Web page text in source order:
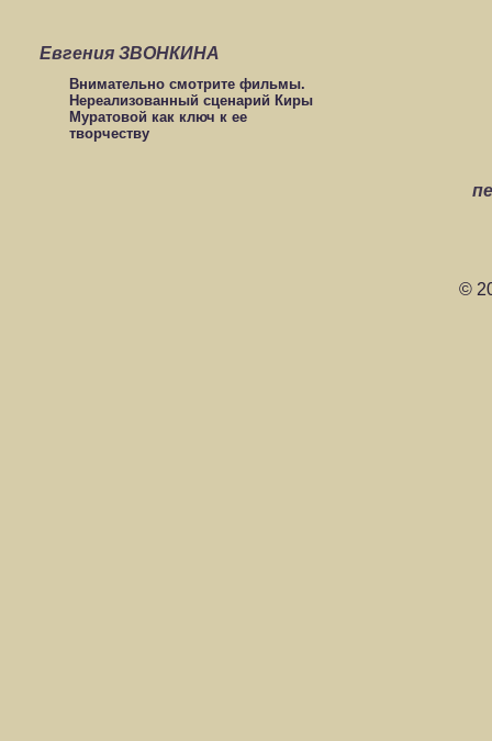
Евгения ЗВОНКИНА
Внимательно смотрите фильмы.
Нереализованный сценарий Киры
Муратовой как ключ к ее
творчеству
©